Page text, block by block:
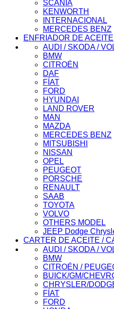
SCANIA
KENWORTH
INTERNACIONAL
MERCEDES BENZ
ENFRIADOR DE ACEITE
AUDI / SKODA /
BMW
CITROÉN
DAF
FÍAT
FORD
HYUNDAI
LAND ROVER
MAN
MAZDA
MERCEDES BENZ
MITSUBISHI
NISSAN
OPEL
PEUGEOT
PORSCHE
RENAULT
SAAB
TOYOTA
VOLVO
OTHERS MODEL
JEEP Dodge
CARTER DE ACEITE /
AUDI / SKODA /
BMW
CITROÉN /
BUICK/GM/
CHRYSLER/
FÍAT
FORD